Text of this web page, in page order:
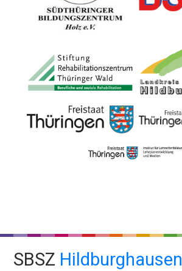
SBSZ Hildburghausen